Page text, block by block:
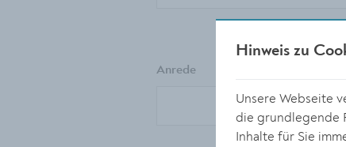
Anrede
Hinweis zu
Unsere Webseite
die grundlegende
Inhalte für Sie